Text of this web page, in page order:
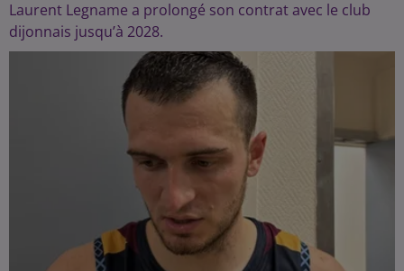
Laurent Legname a prolongé son contrat avec le club
dijonnais jusqu’à 2028.